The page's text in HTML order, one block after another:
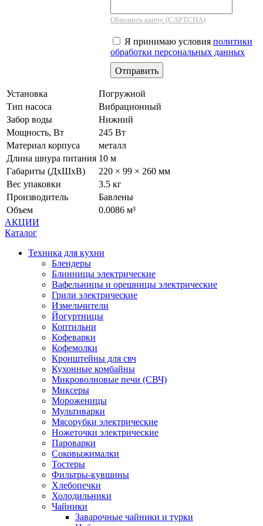
Обновить капчу (CAPTCHA)
Я принимаю условия политики
обработки персональных данных
Установка
Погружной
Тип насоса
Вибрационный
Забор воды
Нижний
Мощность, Вт
245 Вт
Материал корпуса
металл
Длина шнура питания 10 м
Габариты (ДхШхВ)
220 × 99 × 260 мм
Вес упаковки
3.5 кг
Производитель
Бавлены
Объем
0.0086 м³
АКЦИИ
Каталог
Техника для кухни
Блендеры
Блинницы электрические
Вафельницы и орешницы электрические
Грили электрические
Измельчители
Йогуртницы
Коптильни
Кофеварки
Кофемолки
Кронштейны для свч
Кухонные комбайны
Микроволновые печи (СВЧ)
Миксеры
Мороженицы
Мультиварки
Мясорубки электрические
Ножеточки электрические
Пароварки
Соковыжималки
Тостеры
Фильтры-кувшины
Хлебопечки
Холодильники
Чайники
Заварочные чайники и турки